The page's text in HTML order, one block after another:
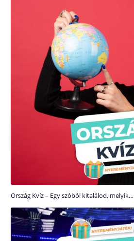
Ország Kvíz – Egy szóból kitalálod, melyik…